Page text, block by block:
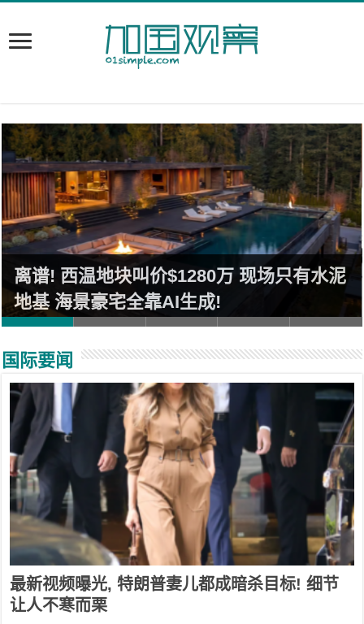
离谱! 西温地块叫价$1280万 现场只有水泥
地基 海景豪宅全靠AI生成!
国际要闻
最新视频曝光, 特朗普妻儿都成暗杀目标! 细节
让人不寒而栗